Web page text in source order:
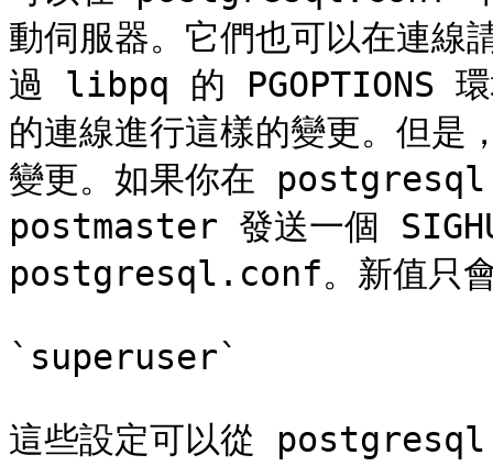
動伺服器。它們也可以在連線
過 libpq 的 PGOPTIONS 環
的連線進行這樣的變更。但是
變更。如果你在
postmaster 發送一個
postgresql.conf。新值只會
`superuser`
這些設定可以從